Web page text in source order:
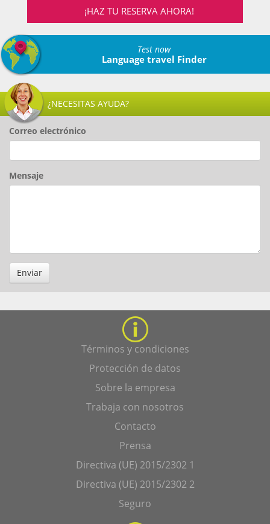
¡HAZ TU RESERVA AHORA!
Test now
Language travel Finder
¿NECESITAS AYUDA?
Correo electrónico
Mensaje
Enviar
Términos y condiciones
Protección de datos
Sobre la empresa
Trabaja con nosotros
Contacto
Prensa
Directiva (UE) 2015/2302 1
Directiva (UE) 2015/2302 2
Seguro